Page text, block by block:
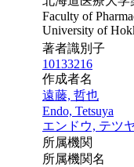
Faculty of
University of
著者識別子
10133216
作成者名
遠藤, 哲也
Endo, Tetsuya
エンドウ, テツ
所属機関
所属機関名